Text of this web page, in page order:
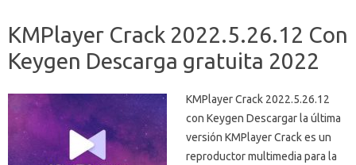
KMPlayer Crack 2022.5.26.12 Con
Keygen Descarga gratuita 2022
KMPlayer Crack 2022.5.26.12
con Keygen Descargar la última
versión KMPlayer Crack es un
reproductor multimedia para la